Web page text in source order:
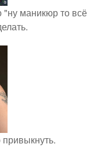
"ну маникюр то всё